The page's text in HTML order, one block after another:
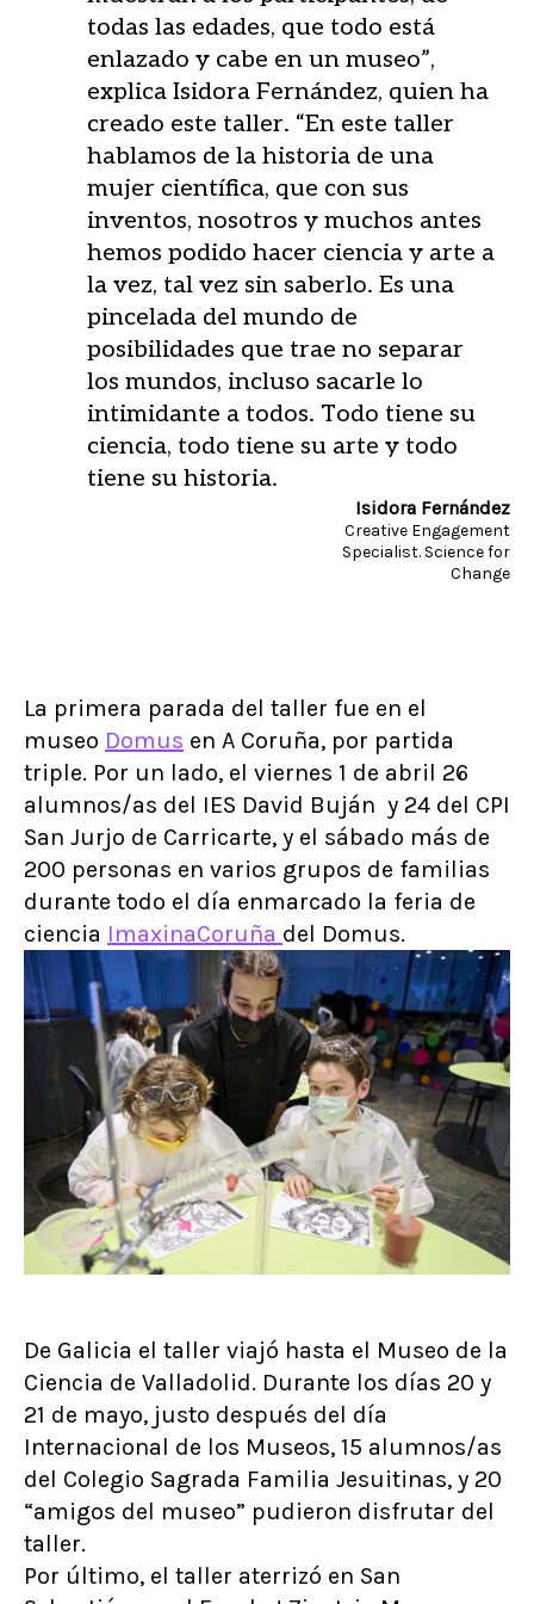
todas las edades, que todo está
enlazado y cabe en un museo”,
explica Isidora Fernández, quien ha
creado este taller. “En este taller
hablamos de la historia de una
mujer científica, que con sus
inventos, nosotros y muchos antes
hemos podido hacer ciencia y arte a
la vez, tal vez sin saberlo. Es una
pincelada del mundo de
posibilidades que trae no separar
los mundos, incluso sacarle lo
intimidante a todos. Todo tiene su
ciencia, todo tiene su arte y todo
tiene su historia.
Isidora Fernández
Creative Engagement
Specialist. Science for
Change
La primera parada del taller fue en el
museo Domus en A Coruña, por partida
triple. Por un lado, el viernes 1 de abril 26
alumnos/as del IES David Buján y 24 del CPI
San Jurjo de Carricarte, y el sábado más de
200 personas en varios grupos de familias
durante todo el día enmarcado la feria de
ciencia ImaxinaCoruña del Domus.
De Galicia el taller viajó hasta el Museo de la
Ciencia de Valladolid. Durante los días 20 y
21 de mayo, justo después del día
Internacional de los Museos, 15 alumnos/as
del Colegio Sagrada Familia Jesuitinas, y 20
“amigos del museo” pudieron disfrutar del
taller.
Por último, el taller aterrizó en San